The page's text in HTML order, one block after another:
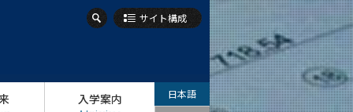
サイト構成
入学案内
日本語